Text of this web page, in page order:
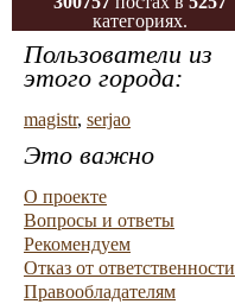
категориях.
Пользователи из
этого города:
magistr, serjao
Это важно
О проекте
Вопросы и ответы
Рекомендуем
Отказ от ответственности
Правообладателям